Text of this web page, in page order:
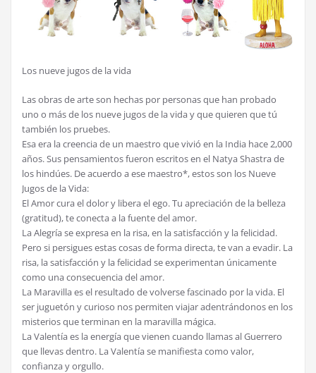
Los nueve jugos de la vida
Las obras de arte son hechas por personas que han probado
uno o más de los nueve jugos de la vida y que quieren que tú
también los pruebes.
Esa era la creencia de un maestro que vivió en la India hace 2,000
años. Sus pensamientos fueron escritos en el Natya Shastra de
los hindúes. De acuerdo a ese maestro*, estos son los Nueve
Jugos de la Vida:
El Amor cura el dolor y libera el ego. Tu apreciación de la belleza
(gratitud), te conecta a la fuente del amor.
La Alegría se expresa en la risa, en la satisfacción y la felicidad.
Pero si persigues estas cosas de forma directa, te van a evadir. La
risa, la satisfacción y la felicidad se experimentan únicamente
como una consecuencia del amor.
La Maravilla es el resultado de volverse fascinado por la vida. El
ser juguetón y curioso nos permiten viajar adentrándonos en los
misterios que terminan en la maravilla mágica.
La Valentía es la energía que vienen cuando llamas al Guerrero
que llevas dentro. La Valentía se manifiesta como valor,
confianza y orgullo.